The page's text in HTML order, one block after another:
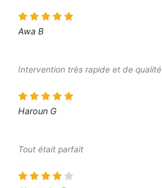
Awa B
Intervention très rapide et de qualité
Haroun G
Tout était parfait